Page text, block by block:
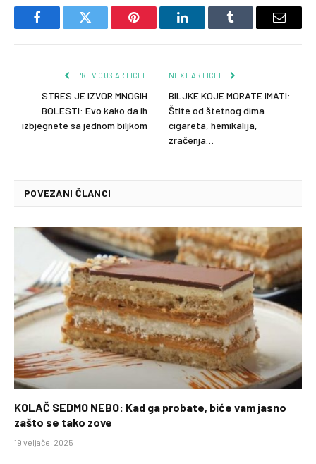
FacebookTwitter Pinterest LinkedInTumblr Email
PREVIOUS ARTICLE
STRES JE IZVOR MNOGIH
BOLESTI: Evo kako da ih
izbjegnete sa jednom biljkom
NEXT ARTICLE
BILJKE KOJE MORATE IMATI:
Štite od štetnog dima
cigareta, hemikalija,
zračenja…
POVEZANI ČLANCI
KOLAČ SEDMO NEBO: Kad ga probate, biće vam jasno
zašto se tako zove
19 veljače, 2025